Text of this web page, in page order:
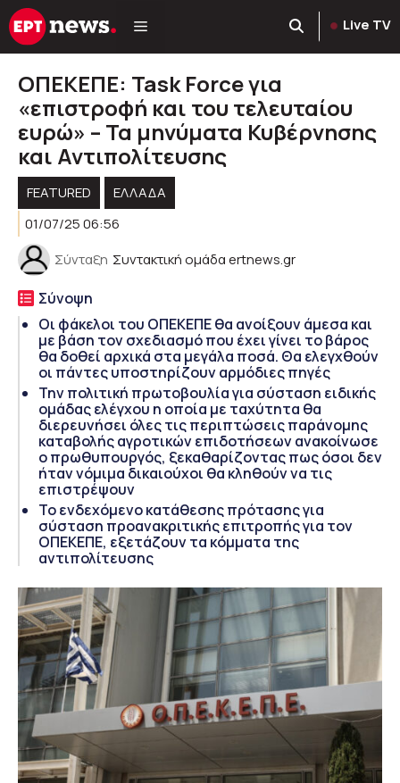
Μετάβαση
σε
Live TV
ΟΠΕΚΕΠΕ: Task Force για
«επιστροφή και του τελευταίου
ευρώ» – Τα μηνύματα Κυβέρνησης
και Αντιπολίτευσης
FEATURED
ΕΛΛΑΔΑ
01/07/25 06:56
Σύνταξη Συντακτική ομάδα ertnews.gr
Σύνοψη
Οι φάκελοι του ΟΠΕΚΕΠΕ θα ανοίξουν άμεσα και
με βάση τον σχεδιασμό που έχει γίνει το βάρος
θα δοθεί αρχικά στα μεγάλα ποσά. Θα ελεγχθούν
οι πάντες υποστηρίζουν αρμόδιες πηγές
Την πολιτική πρωτοβουλία για σύσταση ειδικής
ομάδας ελέγχου η οποία με ταχύτητα θα
διερευνήσει όλες τις περιπτώσεις παράνομης
καταβολής αγροτικών επιδοτήσεων ανακοίνωσε
ο πρωθυπουργός, ξεκαθαρίζοντας πως όσοι δεν
ήταν νόμιμα δικαιούχοι θα κληθούν να τις
επιστρέψουν
Το ενδεχόμενο κατάθεσης πρότασης για
σύσταση προανακριτικής επιτροπής για τον
ΟΠΕΚΕΠΕ, εξετάζουν τα κόμματα της
αντιπολίτευσης